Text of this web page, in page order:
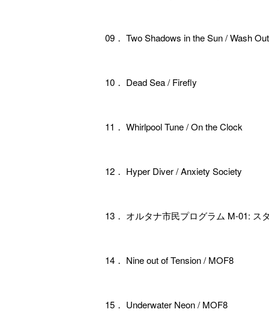
09． Two Shadows in the Sun / Wash Out
10． Dead Sea / Firefly
11． Whirlpool Tune / On the Clock
12． Hyper Diver / Anxiety Society
13． オルタナ市民プログラム M-01: ス
14． Nine out of Tension / MOF8
15． Underwater Neon / MOF8